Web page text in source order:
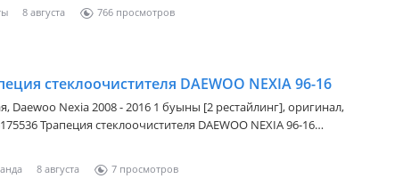
4E1955603
8 августа 766
стеклоочистителя DAEWOO NEXIA 96-16
Daewoo Nexia 2008 - 2016 1 буыны [2 рестайлинг], оригинал,
DAEWOO NEXIA 96-16
8 августа 7